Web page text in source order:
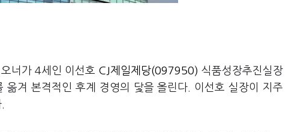
너가 4세인 이선호 CJ제일제당(097950) 식품성장추진실장
겨 본격적인 후계 경영의 닻을 올린다. 이선호 실장이 지주